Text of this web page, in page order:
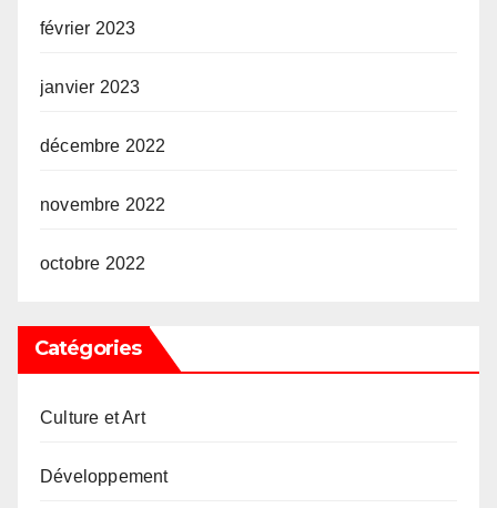
février 2023
janvier 2023
décembre 2022
novembre 2022
octobre 2022
Catégories
Culture et Art
Développement